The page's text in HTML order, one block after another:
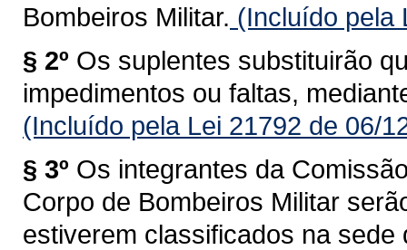
Bombeiros Militar. (Incluído pela
§ 2º Os suplentes substituirão
impedimentos ou faltas,
(Incluído pela Lei 21792 de 06/
§ 3º Os integrantes da
Corpo de Bombeiros Militar
estiverem classificados na